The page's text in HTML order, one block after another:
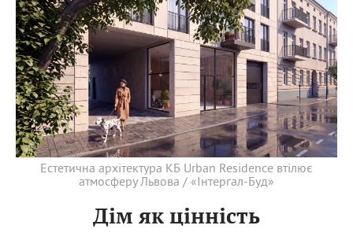
Естетична архітектура КБ Urban Residence втілює
атмосферу Львова / «Інтергал-Буд»
Дім як цінність